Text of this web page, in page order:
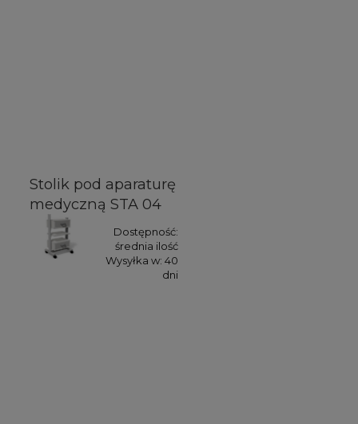
Stolik pod aparaturę
medyczną STA 04
Dostępność:
średnia ilość
Wysyłka w: 40
dni